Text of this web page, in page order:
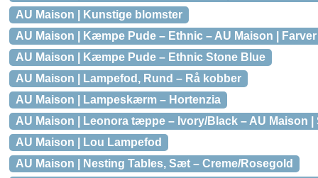
AU Maison | Kunstige blomster
AU Maison | Kæmpe Pude – Ethnic – AU Maison |
AU Maison | Kæmpe Pude – Ethnic Stone Blue
AU Maison | Lampefod, Rund – Rå kobber
AU Maison | Lampeskærm – Hortenzia
AU Maison | Leonora tæppe – Ivory/Black – AU Maison |
AU Maison | Lou Lampefod
AU Maison | Nesting Tables, Sæt – Creme/Rosegold